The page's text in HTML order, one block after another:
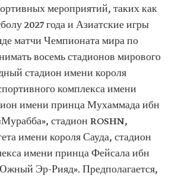
мероприятий, таких как
2027 года и Азиатские игры
матчи Чемпионата мира по
восемь стадионов мирового
стадион имени короля
комплекса имени
имени принца Мухаммада ибн
стадион ROSHN,
имени короля Сауда, стадион
имени принца Фейсала ибн
Эр-Рияд». Предполагается,